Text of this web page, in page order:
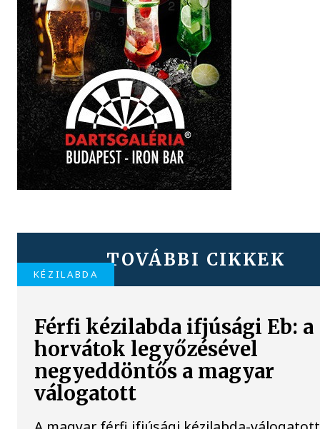
TOVÁBBI CIKKEK
KÉZILABDA
Férfi kézilabda ifjúsági Eb: a
horvátok legyőzésével
negyeddöntős a magyar
válogatott